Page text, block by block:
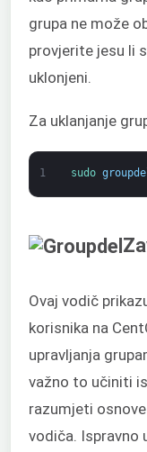
grupa ne može
provjerite jesu li
uklonjeni.
Za uklanjanje
1 sudo
Ovaj vodič
korisnika na
upravljanja
važno to učiniti
razumjeti
vodiča. Ispravno